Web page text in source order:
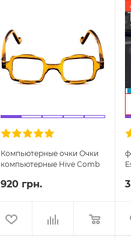
Компьютерные очки Очки
компьютерные Hive Comb
920 грн.